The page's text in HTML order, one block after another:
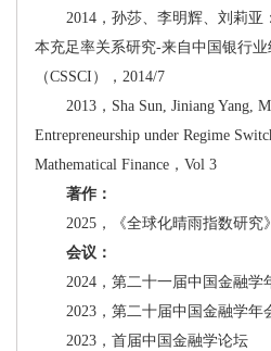
2014，孙莎、李明辉、刘莉
本充足率关系研究-来自中国银行业
（CSSCI），2014/7
2013，Sha Sun, Jiniang Yang,
Entrepreneurship under Regime
Mathematical Finance，Vol 3
著作：
2025，《全球化晴雨指数研
会议：
2024，第二十一届中国金融学
2023，第二十届中国金融学年
2023，首届中国金融学论坛